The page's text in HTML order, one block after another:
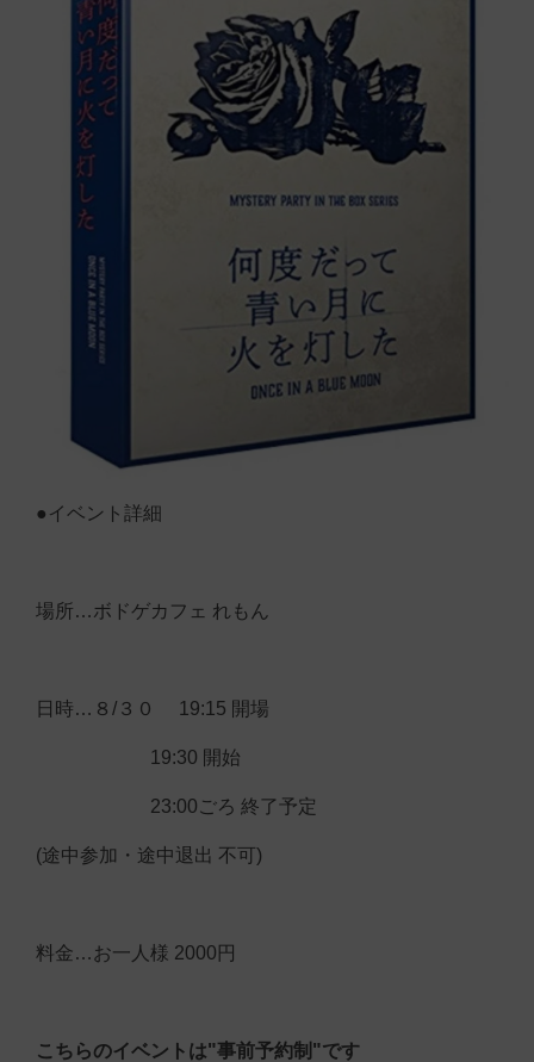
●イベント詳細
場所…ボドゲカフェ れもん
日時…８/３０ 19:15 開場
19:30 開始
23:00ごろ 終了予定
(途中参加・途中退出 不可)
料金…お一人様 2000円
こちらのイベントは"事前予約制"です